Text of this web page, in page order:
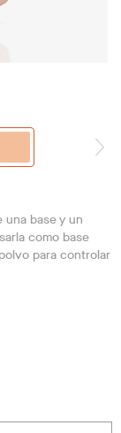
una base y un
como base
para controlar